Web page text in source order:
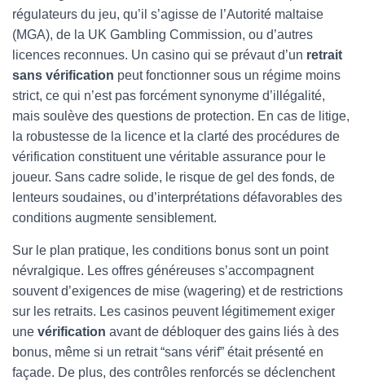
régulateurs du jeu, qu’il s’agisse de l’Autorité maltaise
(MGA), de la UK Gambling Commission, ou d’autres
licences reconnues. Un casino qui se prévaut d’un retrait
sans vérification peut fonctionner sous un régime moins
strict, ce qui n’est pas forcément synonyme d’illégalité,
mais soulève des questions de protection. En cas de litige,
la robustesse de la licence et la clarté des procédures de
vérification constituent une véritable assurance pour le
joueur. Sans cadre solide, le risque de gel des fonds, de
lenteurs soudaines, ou d’interprétations défavorables des
conditions augmente sensiblement.
Sur le plan pratique, les conditions bonus sont un point
névralgique. Les offres généreuses s’accompagnent
souvent d’exigences de mise (wagering) et de restrictions
sur les retraits. Les casinos peuvent légitimement exiger
une vérification avant de débloquer des gains liés à des
bonus, même si un retrait “sans vérif” était présenté en
façade. De plus, des contrôles renforcés se déclenchent